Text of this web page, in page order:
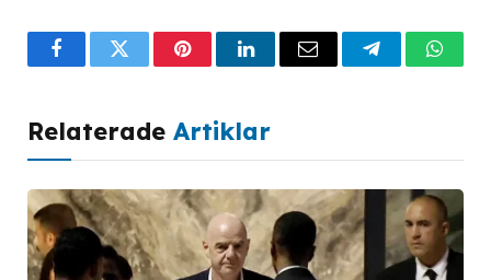
FacebookTwitterPinterestLinkedInEmail Telegram
Relaterade Artiklar